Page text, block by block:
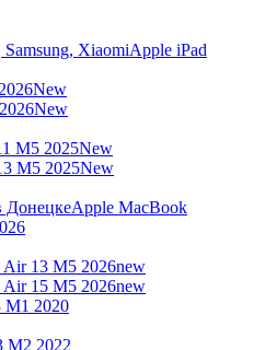
Apple iPad
New
New
M5 2025New
M5 2025New
Apple MacBook
13 M5 2026new
15 M5 2026new
M1 2020
M2 2022